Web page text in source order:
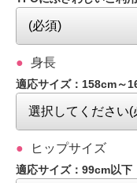
身長
適応サイズ：158cm～
ヒップサイズ
適応サイズ：99cm以下